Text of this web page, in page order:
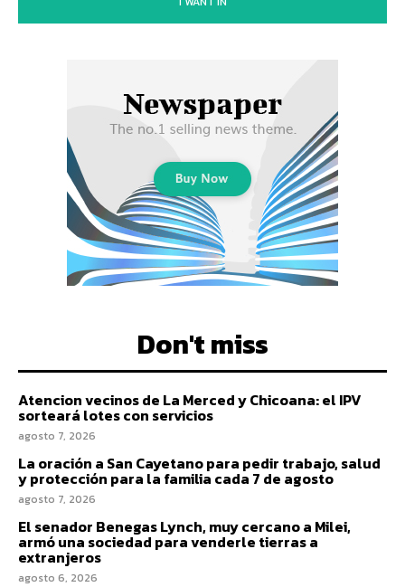
Don't miss
Atencion vecinos de La Merced y Chicoana: el IPV
sorteará lotes con servicios
agosto 7, 2026
La oración a San Cayetano para pedir trabajo, salud
y protección para la familia cada 7 de agosto
agosto 7, 2026
El senador Benegas Lynch, muy cercano a Milei,
armó una sociedad para venderle tierras a
extranjeros
agosto 6, 2026